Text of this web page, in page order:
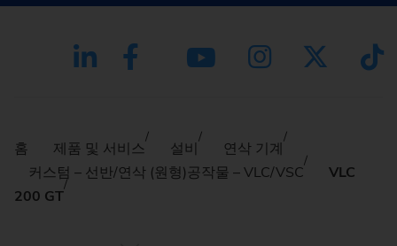
홈 제품 및 서비스 설비
연삭 기계
커스텀 – 선반/연삭 (원형)공작물 – VLC/VSC
VLC
200 GT